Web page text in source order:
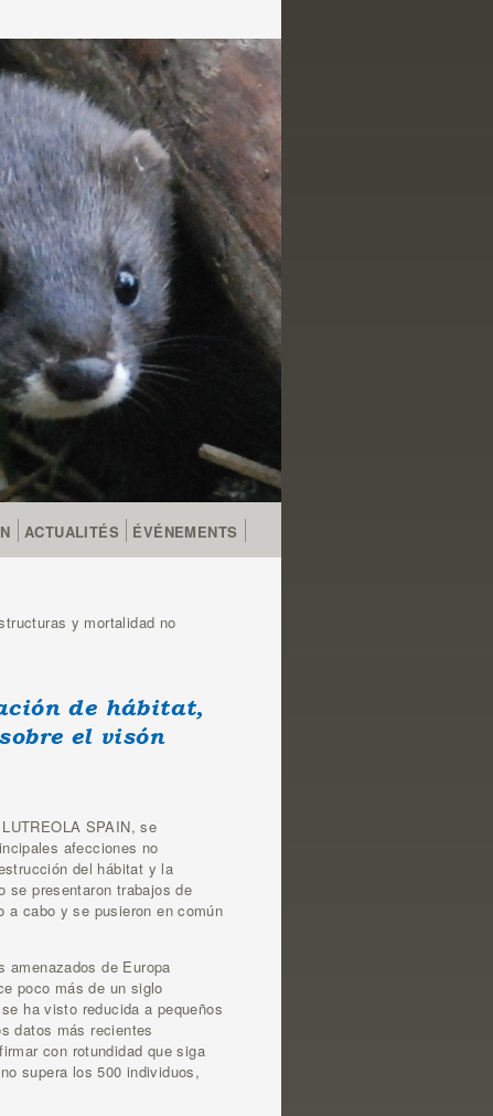
ACTUALITÉS
ÉVÉNEMENTS
y mortalidad no
de hábitat,
el visón
SPAIN, se
afecciones no
del hábitat y la
se presentaron trabajos de
a cabo y se pusieron en común
amenazados de Europa
poco más de un siglo
ha visto reducida a pequeños
datos más recientes
con rotundidad que siga
supera los 500 individuos,